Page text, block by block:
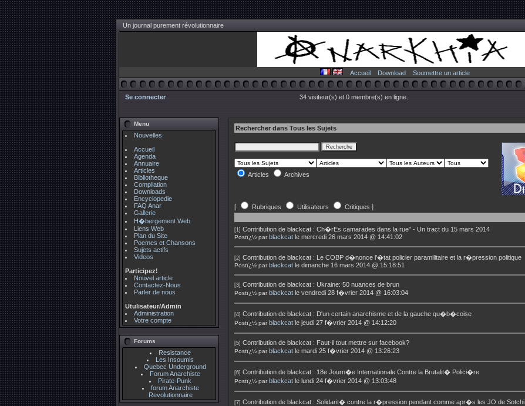
Un journal purement révolutionnaire
Accueil Download Soumettre un article
Se connecter 34 visiteur(s) et 0 membre(s) en ligne.
Menu
Nouvelles
Accueil
Agenda
Annuaire
Articles
Bibliotheque
Compilation
Downloads
Encyclopedie
FAQ Anar
Gallerie
H�bergement Web
Liens Web
Plan du Site
Poemes et Chansons
Sujets actifs
Videos
Participez!
Nouvel article
Contactez-Nous
Parler de nous
Utulisateur/Admin
Administration
Votre compte
Forums
Resistance
Les Insoumis
Quebec Underground
Forum Anarchiste
Pirate-Punk
forum Anarchiste
Revolutionnaire
Rechercher dans Tous les Sujets
Articles Archives
[ Rubriques Utilisateurs Critiques ]
[1] Contribution de blackcat : Ch�rEs camarades dans la rue" - Un tract du 15 mars 2014
Postï¿½ par blackcat le mercredi 26 mars 2014 @ 14:41:02
[2] Contribution de blackcat : Le COBP d�nonce l'�tat policier paramilitaire et la r�pression politique
Postï¿½ par blackcat le dimanche 16 mars 2014 @ 15:18:51
[3] Contribution de blackcat : Ukraine: 50 nuances de brun
Postï¿½ par blackcat le vendredi 28 f�vrier 2014 @ 16:03:04
[4] Contribution de blackcat : D'un certain anarchisme et de la gauche qu�b�coise
Postï¿½ par blackcat le jeudi 27 f�vrier 2014 @ 14:12:20
[5] Contribution de blackcat : Faut-il tout mettre sur facebook?
Postï¿½ par blackcat le mardi 25 f�vrier 2014 @ 13:26:23
[6] Contribution de blackcat : 18e Journ�e Internationale Contre la Brutalit� Polici�re
Postï¿½ par blackcat le lundi 24 f�vrier 2014 @ 13:03:48
[7] Contribution de blackcat : Solidarit� contre la r�pression pendant comme apr�s les JO de Sotchi